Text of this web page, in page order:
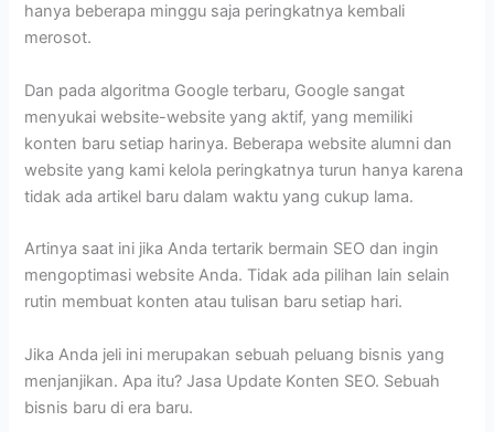
hanya beberapa minggu saja peringkatnya kembali
merosot.
Dan pada algoritma Google terbaru, Google sangat
menyukai website-website yang aktif, yang memiliki
konten baru setiap harinya. Beberapa website alumni dan
website yang kami kelola peringkatnya turun hanya karena
tidak ada artikel baru dalam waktu yang cukup lama.
Artinya saat ini jika Anda tertarik bermain SEO dan ingin
mengoptimasi website Anda. Tidak ada pilihan lain selain
rutin membuat konten atau tulisan baru setiap hari.
Jika Anda jeli ini merupakan sebuah peluang bisnis yang
menjanjikan. Apa itu? Jasa Update Konten SEO. Sebuah
bisnis baru di era baru.